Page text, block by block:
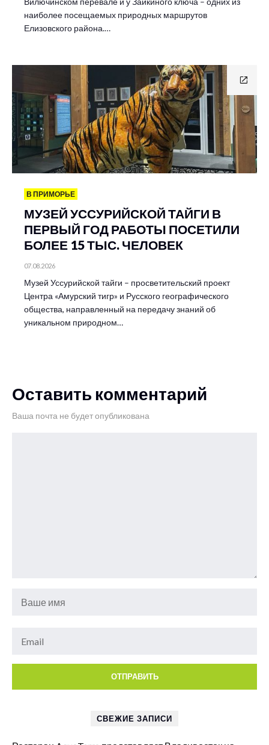
наиболее посещаемых природных маршрутов
Елизовского района.…
В ПРИМОРЬЕ
МУЗЕЙ УССУРИЙСКОЙ ТАЙГИ В
ПЕРВЫЙ ГОД РАБОТЫ ПОСЕТИЛИ
БОЛЕЕ 15 ТЫС. ЧЕЛОВЕК
07.08.2026
Музей Уссурийской тайги – просветительский проект
Центра «Амурский тигр» и Русского географического
общества, направленный на передачу знаний об
уникальном природном…
Оставить комментарий
Ваша почта не будет опубликована
СВЕЖИЕ ЗАПИСИ